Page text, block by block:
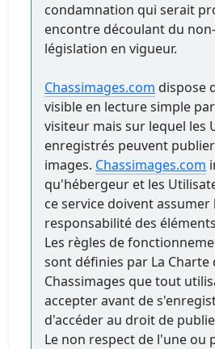
condamnation qui serait
encontre découlant du
législation en vigueur.
Chassimages.com dispose
visible en lecture simple
visiteur mais sur lequel les
enregistrés peuvent
images. Chassimages.com
qu'hébergeur et les
ce service doivent assumer
responsabilité des
Les règles de
sont définies par La Charte
Chassimages que tout
accepter avant de
d'accéder au droit de
Le non respect de l'une ou